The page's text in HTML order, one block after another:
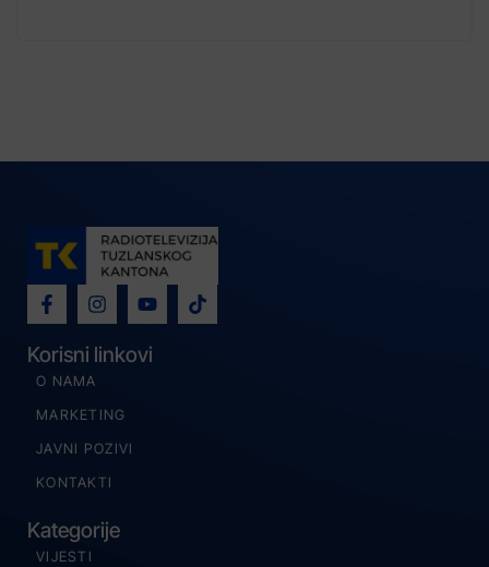
Korisni linkovi
O NAMA
MARKETING
JAVNI POZIVI
KONTAKTI
Kategorije
VIJESTI